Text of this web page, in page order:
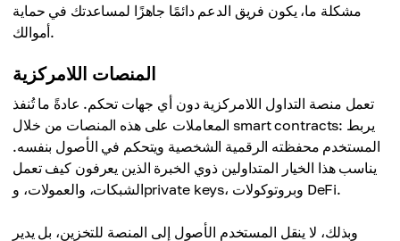
مشكلة ما، يكون فريق الدعم دائمًا جاهزًا لمساعدتك في حماية
أموالك.
المنصات اللامركزية
تعمل منصة التداول اللامركزية دون أي جهات تحكم. عادةً ما تُنفذ
المعاملات على هذه المنصات من خلال smart contracts: يربط
المستخدم محفظته الرقمية الشخصية ويتحكم في الأصول بنفسه.
يناسب هذا الخيار المتداولين ذوي الخبرة الذين يعرفون كيف تعمل
الشبكات، والعمولات، وprivate keys، وبروتوكولات DeFi.
وبذلك، لا ينقل المستخدم الأصول إلى المنصة للتخزين، بل يدير